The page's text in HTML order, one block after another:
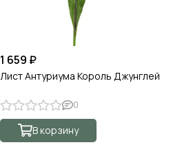
1 659 ₽
Лист Антуриума Король Джунглей
0
В корзину